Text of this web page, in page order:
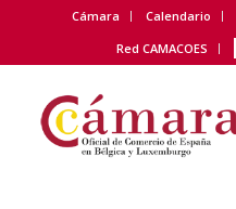
Cámara Calendario
Red CAMACOES